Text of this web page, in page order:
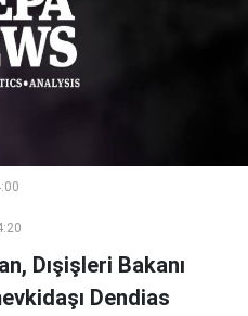
Dışişleri Bakanı
Dendias